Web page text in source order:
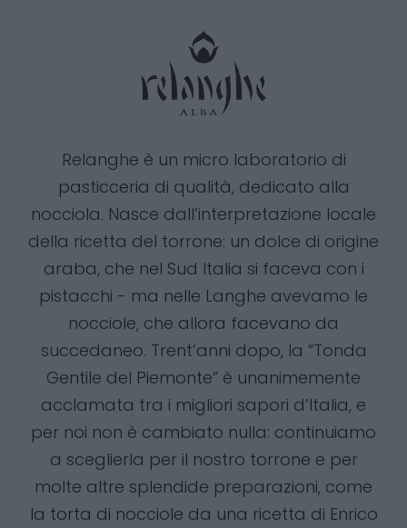
Relanghe è un micro laboratorio di
pasticceria di qualità, dedicato alla
nocciola. Nasce dall’interpretazione locale
della ricetta del torrone: un dolce di origine
araba, che nel Sud Italia si faceva con i
pistacchi - ma nelle Langhe avevamo le
nocciole, che allora facevano da
succedaneo. Trent’anni dopo, la “Tonda
Gentile del Piemonte” è unanimemente
acclamata tra i migliori sapori d’Italia, e
per noi non è cambiato nulla: continuiamo
a sceglierla per il nostro torrone e per
molte altre splendide preparazioni, come
la torta di nocciole da una ricetta di Enrico